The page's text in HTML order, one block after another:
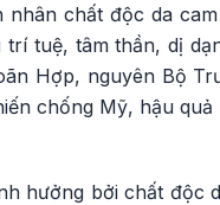
chất độc da
tuệ, tâm thần, dị
Hợp, nguyên Bộ
chống Mỹ, hậu
hưởng bởi chất độc